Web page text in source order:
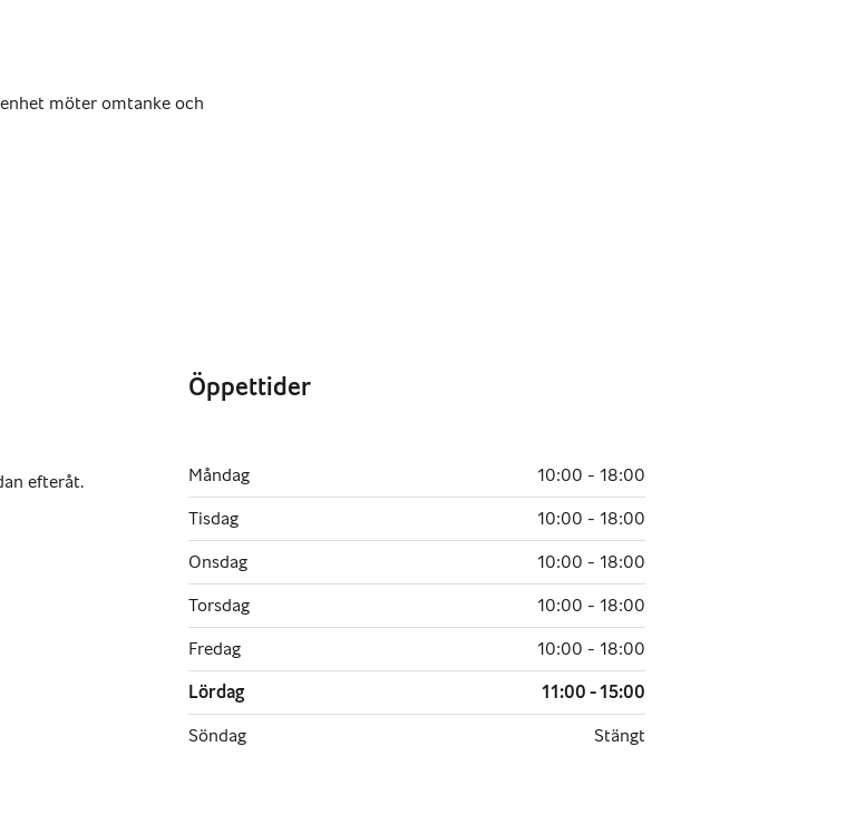
möter omtanke och
Öppettider
Måndag
10:00 - 18:00
Tisdag 10:00 - 18:00
Onsdag 10:00 - 18:00
Torsdag 10:00 - 18:00
Fredag 10:00 - 18:00
Lördag 11:00 - 15:00
Söndag Stängt